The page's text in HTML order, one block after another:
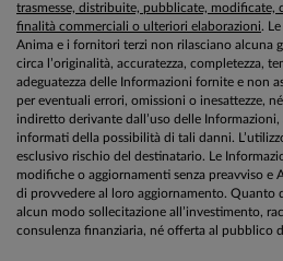
trasmesse, distribuite, pubblicate, modificate,
finalità commerciali o ulteriori elaborazioni.
Anima e i fornitori terzi non rilasciano alcuna
circa l’originalità, accuratezza, completezza,
adeguatezza delle Informazioni fornite e non
per eventuali errori, omissioni o inesattezze,
indiretto derivante dall’uso delle
informati della possibilità di tali danni.
esclusivo rischio del destinatario. Le
modifiche o aggiornamenti senza preavviso e
di provvedere al loro aggiornamento.
alcun modo sollecitazione all’investimento,
consulenza finanziaria, né offerta al pubblico